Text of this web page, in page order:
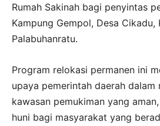
Rumah Sakinah bagi penyintas
Kampung Gempol, Desa Cikadu,
Palabuhanratu.
Program relokasi permanen ini
upaya pemerintah daerah dalam
kawasan pemukiman yang
huni bagi masyarakat yang